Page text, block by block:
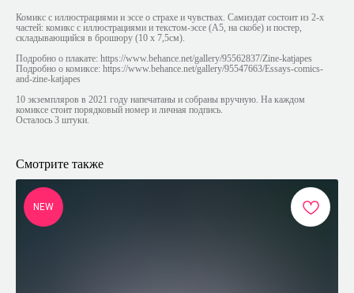
Комикс с иллюстрациями и эссе о страхе и чувствах. Самиздат состоит из 2-х
частей: комикс с иллюстрациями и текстом-эссе (А5, на скобе) и постер,
складывающийся в брошюру (10 х 7,5см).
Подробно о плакате: https://www.behance.net/gallery/95562837/Zine-katjapes
Подробно о комиксе: https://www.behance.net/gallery/95547663/Essays-comics-
and-zine-katjapes
10 экземпляров в 2021 году напечатаны и собраны вручную. На каждом
комиксе стоит порядковый номер и личная подпись.
Осталось 3 штуки.
Смотрите также
NEW